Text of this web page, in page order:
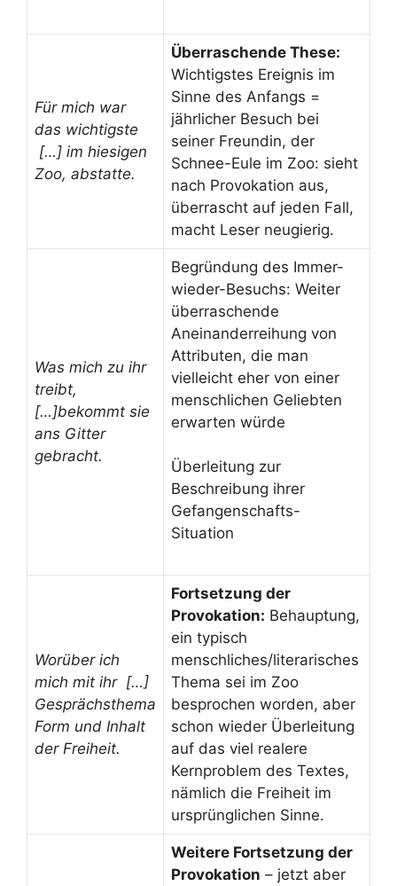
Für mich war
das wichtigste
[…] im hiesigen
Zoo, abstatte.
Überraschende These:
Wichtigstes Ereignis im
Sinne des Anfangs =
jährlicher Besuch bei
seiner Freundin, der
Schnee-Eule im Zoo: sieht
nach Provokation aus,
überrascht auf jeden Fall,
macht Leser neugierig.
Was mich zu ihr
treibt,
[…]bekommt sie
ans Gitter
gebracht.
Begründung des Immer-
wieder-Besuchs: Weiter
überraschende
Aneinanderreihung von
Attributen, die man
vielleicht eher von einer
menschlichen Geliebten
erwarten würde
Überleitung zur
Beschreibung ihrer
Gefangenschafts-
Situation
Worüber ich
mich mit ihr […]
Gesprächsthema
Form und Inhalt
der Freiheit.
Fortsetzung der
Provokation: Behauptung,
ein typisch
menschliches/literarisches
Thema sei im Zoo
besprochen worden, aber
schon wieder Überleitung
auf das viel realere
Kernproblem des Textes,
nämlich die Freiheit im
ursprünglichen Sinne.
Weitere Fortsetzung der
Provokation – jetzt aber